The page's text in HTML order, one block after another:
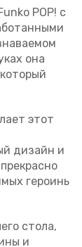
POP! с
она
этот
дизайн и
героинь
стола,
и